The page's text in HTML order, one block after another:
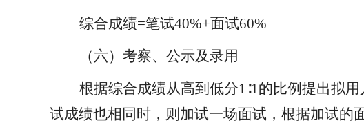
综合成绩=笔试40%+面试60%
（六）考察、公示及录用
根据综合成绩从高到低分1 ∶1的比例提出拟用
试成绩也相同时，则加试一场面试，根据加试的